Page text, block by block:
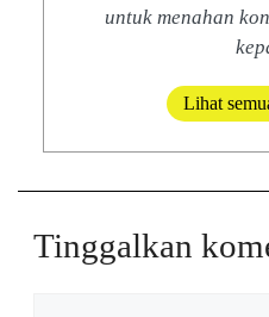
untuk menahan
Lihat
Tinggalkan